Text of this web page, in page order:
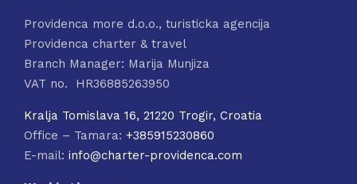
Providenca more d.o.o., turisticka agencija
Providenca charter & travel
Branch Manager: Marija Munjiza
VAT no. HR36885263950
Kralja Tomislava 16, 21220 Trogir, Croatia
Office – Tamara: +385915230860
E-mail: info@charter-providenca.com